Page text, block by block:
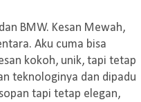
BMW. Kesan Mewah,
Aku cuma bisa
kokoh, unik, tapi tetap
teknologinya dan dipadu
tapi tetap elegan,